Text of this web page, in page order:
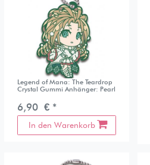
Legend of Mana: The Teardrop
Crystal Gummi Anhänger: Pearl
6,90 € *
In den Warenkorb